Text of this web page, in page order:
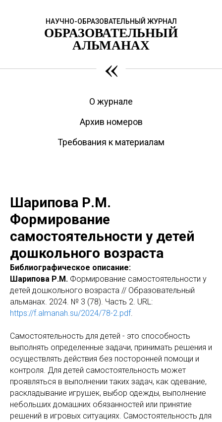
НАУЧНО-ОБРАЗОВАТЕЛЬНЫЙ ЖУРНАЛ
ОБРАЗОВАТЕЛЬНЫЙ
АЛЬМАНАХ
«
О журнале
Архив номеров
Требования к материалам
Шарипова Р.М.
Формирование
самостоятельности у детей
дошкольного возраста
Библиографическое описание:
Шарипова Р.М. Формирование самостоятельности у
детей дошкольного возраста // Образовательный
альманах. 2024. № 3 (78). Часть 2. URL:
https://f.almanah.su/2024/78-2.pdf.
Самостоятельность для детей - это способность
выполнять определенные задачи, принимать решения и
осуществлять действия без посторонней помощи и
контроля. Для детей самостоятельность может
проявляться в выполнении таких задач, как одевание,
раскладывание игрушек, выбор одежды, выполнение
небольших домашних обязанностей или принятие
решений в игровых ситуациях. Самостоятельность для